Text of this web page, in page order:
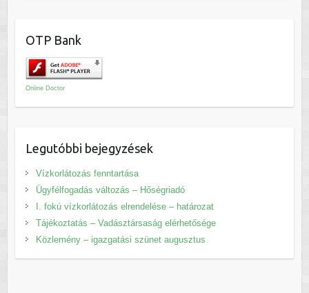
OTP Bank
Online Doctor
Legutóbbi bejegyzések
Vízkorlátozás fenntartása
Ügyfélfogadás változás – Hőségriadó
I. fokú vízkorlátozás elrendelése – határozat
Tájékoztatás – Vadásztársaság elérhetősége
Közlemény – igazgatási szünet augusztus